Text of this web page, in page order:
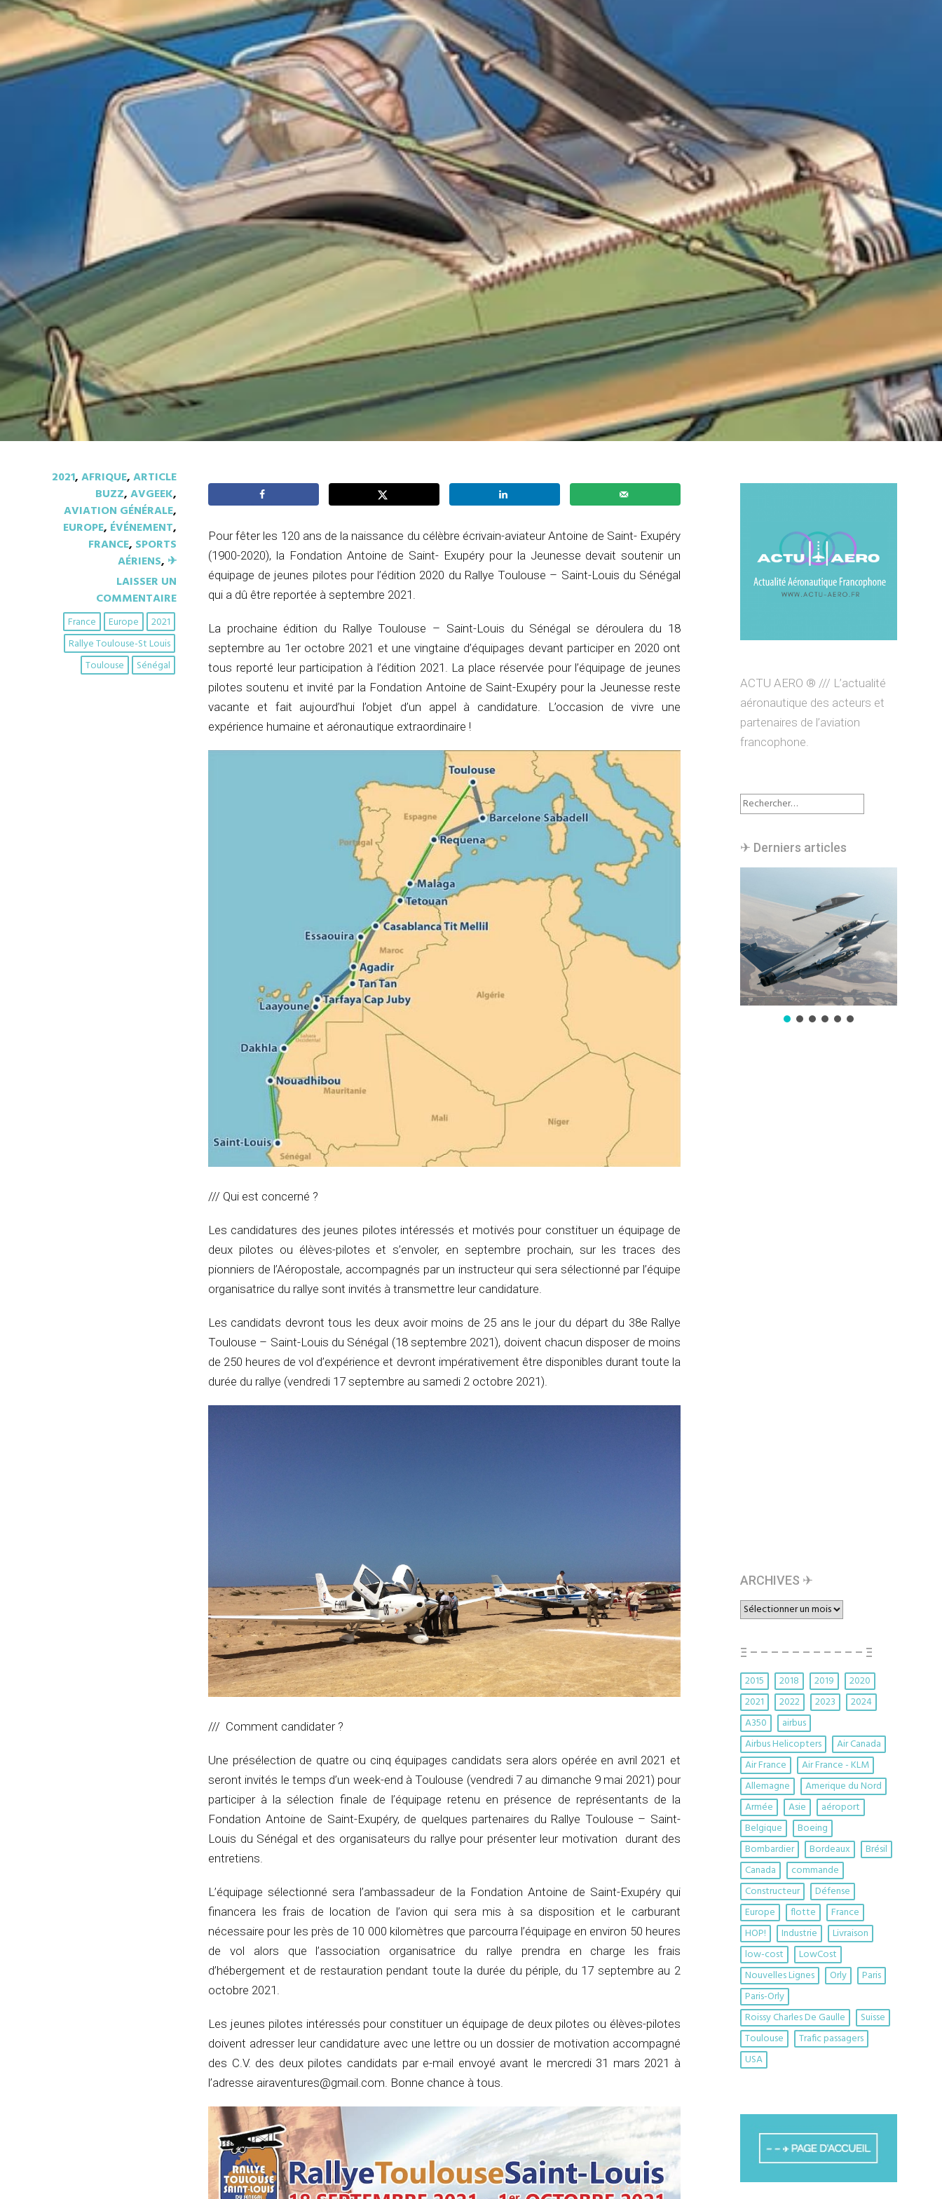
/// Rallye Toulouse – St-Louis du Sénégal : appel à candidatures
équipages jeunes pilotes
11 janvier 2021
Lire la Suite
2021,AFRIQUE,ARTICLE
BUZZ,AVGEEK,
AVIATION GÉNÉRALE,
EUROPE, ÉVÉNEMENT,
FRANCE, SPORTS
AÉRIENS, ✈︎
LAISSER UN
COMMENTAIRE
2021
Europe
France
Rallye Toulouse-St Louis
Sénégal
Toulouse
Pour fêter les 120 ans de la naissance du célèbre écrivain-aviateur Antoine de Saint- Exupéry
(1900-2020), la Fondation Antoine de Saint- Exupéry pour la Jeunesse devait soutenir un
équipage de jeunes pilotes pour l’édition 2020 du Rallye Toulouse – Saint-Louis du Sénégal
qui a dû être reportée à septembre 2021.
La prochaine édition du Rallye Toulouse – Saint-Louis du Sénégal se déroulera du 18
septembre au 1er octobre 2021 et une vingtaine d’équipages devant participer en 2020 ont
tous reporté leur participation à l’édition 2021. La place réservée pour l’équipage de jeunes
pilotes soutenu et invité par la Fondation Antoine de Saint-Exupéry pour la Jeunesse reste
vacante et fait aujourd’hui l’objet d’un appel à candidature. L’occasion de vivre une
expérience humaine et aéronautique extraordinaire !
/// Qui est concerné ?
Les candidatures des jeunes pilotes intéressés et motivés pour constituer un équipage de
deux pilotes ou élèves-pilotes et s’envoler, en septembre prochain, sur les traces des
pionniers de l’Aéropostale, accompagnés par un instructeur qui sera sélectionné par l’équipe
organisatrice du rallye sont invités à transmettre leur candidature.
Les candidats devront tous les deux avoir moins de 25 ans le jour du départ du 38e Rallye
Toulouse – Saint-Louis du Sénégal (18 septembre 2021), doivent chacun disposer de moins
de 250 heures de vol d’expérience et devront impérativement être disponibles durant toute la
durée du rallye (vendredi 17 septembre au samedi 2 octobre 2021).
/// Comment candidater ?
Une présélection de quatre ou cinq équipages candidats sera alors opérée en avril 2021 et
seront invités le temps d’un week-end à Toulouse (vendredi 7 au dimanche 9 mai 2021) pour
participer à la sélection finale de l’équipage retenu en présence de représentants de la
Fondation Antoine de Saint-Exupéry, de quelques partenaires du Rallye Toulouse – Saint-
Louis du Sénégal et des organisateurs du rallye pour présenter leur motivation durant des
entretiens.
L’équipage sélectionné sera l’ambassadeur de la Fondation Antoine de Saint-Exupéry qui
financera les frais de location de l’avion qui sera mis à sa disposition et le carburant
nécessaire pour les près de 10 000 kilomètres que parcourra l’équipage en environ 50 heures
de vol alors que l’association organisatrice du rallye prendra en charge les frais
d’hébergement et de restauration pendant toute la durée du périple, du 17 septembre au 2
octobre 2021.
Les jeunes pilotes intéressés pour constituer un équipage de deux pilotes ou élèves-pilotes
doivent adresser leur candidature avec une lettre ou un dossier de motivation accompagné
des C.V. des deux pilotes candidats par e-mail envoyé avant le mercredi 31 mars 2021 à
l’adresse airaventures@gmail.com. Bonne chance à tous.
ACTU AERO ® /// L’actualité
aéronautique des acteurs et
partenaires de l’aviation
francophone.
Rechercher :
✈︎ Derniers articles
ARCHIVES ✈︎
ARCHIVES
✈︎
Ξ – – – – – – – – – – – Ξ
2015 2018 2019
2020
2021
2022 2023
2024
A350
airbus
Airbus Helicopters
Air Canada
Air France
Air France - KLM
Allemagne
Amerique du Nord
Armée
Asie
aéroport
Belgique
Boeing
Bombardier
Bordeaux
Brésil
Canada
commande
Constructeur
Défense
Europe
flotte
France
HOP!
Industrie
Livraison
low-cost
LowCost
Nouvelles Lignes
Orly
Paris
Paris-Orly
Roissy Charles De Gaulle
Suisse
Toulouse
Trafic passagers
USA